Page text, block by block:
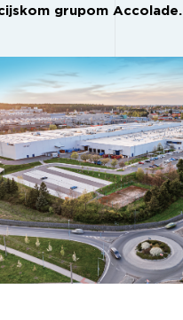
grupom Accolade.